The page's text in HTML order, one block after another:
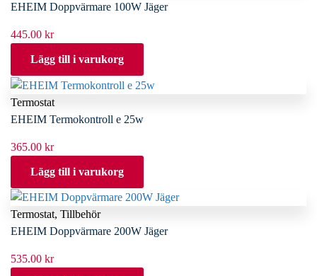
EHEIM Doppvärmare 100W Jäger
445.00 kr
Lägg till i varukorg
Termostat
EHEIM Termokontroll e 25w
365.00 kr
Lägg till i varukorg
Termostat, Tillbehör
EHEIM Doppvärmare 200W Jäger
535.00 kr